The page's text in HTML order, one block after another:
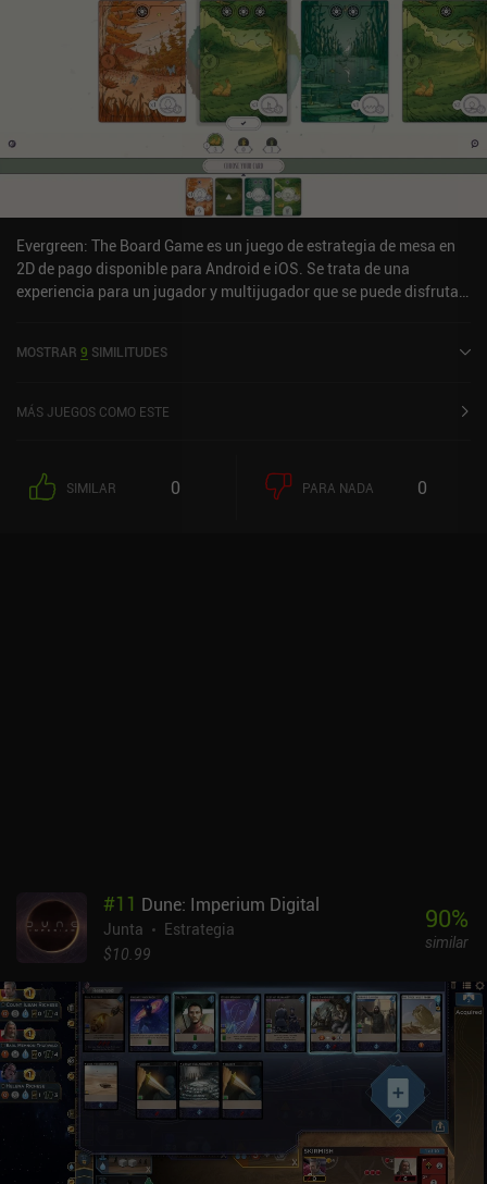
Evergreen: The Board Game es un juego de estrategia de mesa en
2D de pago disponible para Android e iOS. Se trata de una
experiencia para un jugador y multijugador que se puede disfrutar
con una valoración de 4,3 sobre 5,0 en Google Play y de 4,6 sobre
MOSTRAR 9 SIMILITUDES
MÁS JUEGOS COMO ESTE
SIMILAR 0 PARA NADA 0
#11 Dune: Imperium Digital
Junta
Estrategia
$10.99
90%
similar